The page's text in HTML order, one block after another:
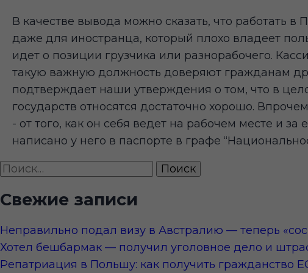
В качестве вывода можно сказать, что работать
даже для иностранца, который плохо владеет
идет о позиции грузчика или разнорабочего.
такую важную должность доверяют гражданам
подтверждает наши утверждения о том, что в
государств относятся достаточно хорошо.
- от того, как он себя ведет на рабочем месте и за
написано у него в паспорте в графе
Найти:
Свежие записи
Неправильно подал визу в Австралию — теперь
Хотел бешбармак — получил уголовное дело и
Репатриация в Польшу: как получить гражданство